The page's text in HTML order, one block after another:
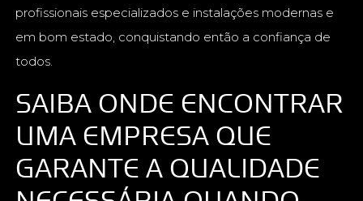
profissionais especializados e instalações modernas e
em bom estado, conquistando então a confiança de
todos.
SAIBA ONDE ENCONTRAR
UMA EMPRESA QUE
GARANTE A QUALIDADE